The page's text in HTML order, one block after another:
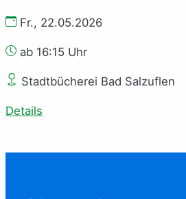
Fr., 22.05.2026
ab 16:15 Uhr
Stadtbücherei Bad Salzuflen
Details